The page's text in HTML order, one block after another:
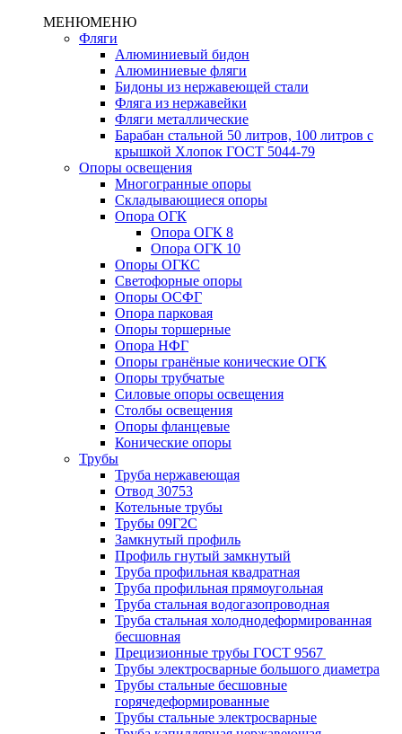
МЕНЮМЕНЮ
Фляги
Алюминиевый бидон
Алюминиевые фляги
Бидоны из нержавеющей стали
Фляга из нержавейки
Фляги металлические
Барабан стальной 50 литров, 100 литров с
крышкой Хлопок ГОСТ 5044-79
Опоры освещения
Многогранные опоры
Складывающиеся опоры
Опора ОГК
Опора ОГК 8
Опора ОГК 10
Опоры ОГКС
Светофорные опоры
Опоры ОСФГ
Опора парковая
Опоры торшерные
Опора НФГ
Опоры гранёные конические ОГК
Опоры трубчатые
Силовые опоры освещения
Столбы освещения
Опоры фланцевые
Конические опоры
Трубы
Труба нержавеющая
Отвод 30753
Котельные трубы
Трубы 09Г2С
Замкнутый профиль
Профиль гнутый замкнутый
Труба профильная квадратная
Труба профильная прямоугольная
Труба стальная водогазопроводная
Труба стальная холоднодеформированная
бесшовная
Прецизионные трубы ГОСТ 9567
Трубы электросварные большого диаметра
Трубы стальные бесшовные
горячедеформированные
Трубы стальные электросварные